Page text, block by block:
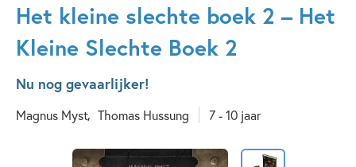
uitgevers
Het kleine slechte boek 2 – Het
Kleine Slechte Boek 2
Nu nog gevaarlijker!
Magnus Myst Thomas Hussung 7 - 10 jaar